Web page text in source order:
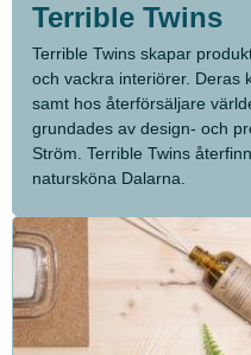
Terrible Twins
Terrible Twins skapar
och vackra interiörer. Deras
samt hos återförsäljare
grundades av design- och
Ström. Terrible Twins
natursköna Dalarna.